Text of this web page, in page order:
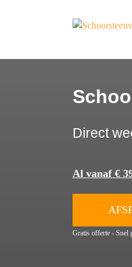
Direct
Al vanaf €
Gratis offerte - Snel